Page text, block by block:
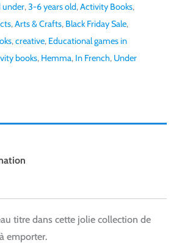
under,3-6 years old,Activity Books,
,Arts & Crafts, Black Friday Sale,
,creative, Educational games in
books, Hemma, In French, Under
titre dans cette jolie collection de
emporter.